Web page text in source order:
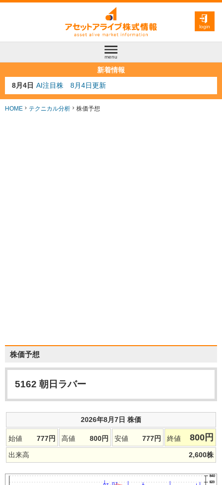
login
menu
新着情報
8月3日 人気業種注目株 8月3日更新
8月2日 金融注目株 8月2日更新
7月29日 日経225シグナル点灯
HOME テクニカル分析 株価予想
株価予想
5162 朝日ラバー
2026年8月7日 株価
始値 777円 高値 800円 安値 777円 終値 800 円
出来高 2,600株